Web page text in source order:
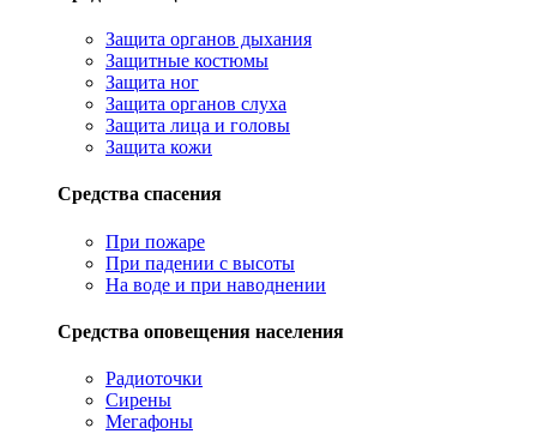
Защита органов дыхания
Защитные костюмы
Защита ног
Защита органов слуха
Защита лица и головы
Защита кожи
Средства спасения
При пожаре
При падении с высоты
На воде и при наводнении
Средства оповещения населения
Радиоточки
Сирены
Мегафоны